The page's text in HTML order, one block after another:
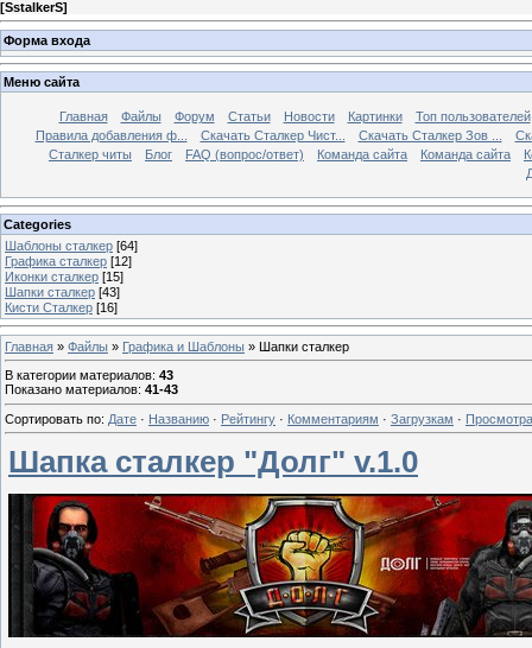
[SstalkerS]
Форма входа
Меню сайта
Главная Файлы Форум Статьи Новости Картинки
Топ пользователей
Правила добавления ф...
Скачать Сталкер Чист... Скачать Сталкер Зов ...
Сталкер читы
Блог FAQ (вопрос/ответ) Команда сайта Команда сайта
Categories
Шаблоны сталкер [64]
Графика сталкер [12]
Иконки сталкер [15]
Шапки сталкер [43]
Кисти Сталкер [16]
Главная » Файлы » Графика и Шаблоны » Шапки сталкер
В категории материалов: 43
Показано материалов: 41-43
Сортировать по: Дате · Названию · Рейтингу · Комментариям · Загрузкам ·
Шапка сталкер "Долг" v.1.0